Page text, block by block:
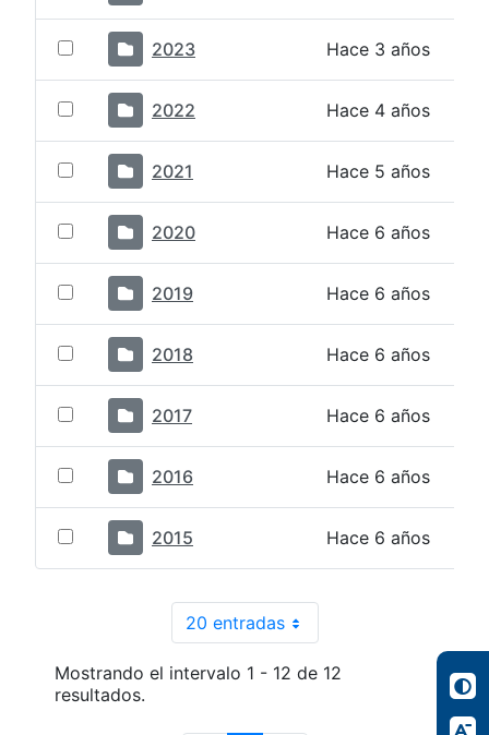
2023 Hace 3 años
2022 Hace 4 años
2021 Hace 5 años
2020 Hace 6 años
2019 Hace 6 años
2018 Hace 6 años
2017 Hace 6 años
2016 Hace 6 años
2015 Hace 6 años
20 entradasPor página
Mostrando el intervalo 1 - 12 de 12
resultados.